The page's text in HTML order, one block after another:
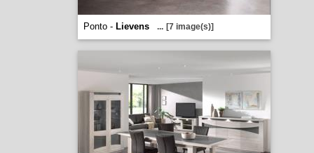
Ponto - Lievens ... [7 image(s)]